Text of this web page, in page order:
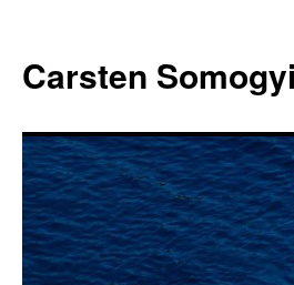
Carsten Somogyi